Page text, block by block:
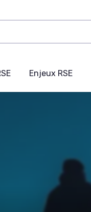
Enjeux RSE